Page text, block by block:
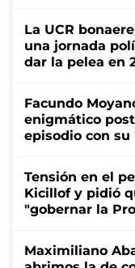
La UCR
una jornada
dar la pelea en
Facundo
enigmático
episodio con su
Tensión en el
Kicillof y pidió
"gobernar la
Maximiliano